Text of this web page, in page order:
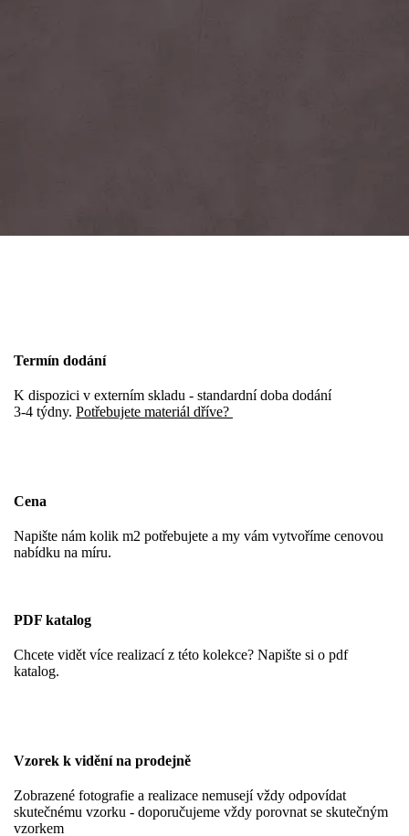
Termín dodání
K dispozici v externím skladu - standardní doba dodání
3-4 týdny. Potřebujete materiál dříve?
Cena
Napište nám kolik m2 potřebujete a my vám vytvoříme cenovou
nabídku na míru.
PDF katalog
Chcete vidět více realizací z této kolekce? Napište si o pdf
katalog.
Vzorek k vidění na prodejně
Zobrazené fotografie a realizace nemusejí vždy odpovídat
skutečnému vzorku - doporučujeme vždy porovnat se skutečným
vzorkem